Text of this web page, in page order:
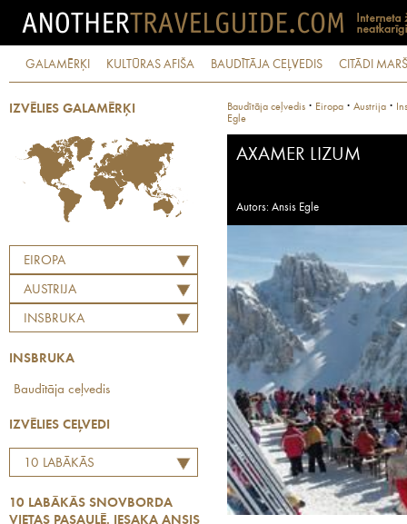
GALAMĒRĶI KULTŪRAS AFIŠA BAUDĪTĀJA CEĻVEDIS CITĀDI
IZVĒLIES GALAMĒRĶI
EIROPA
AUSTRIJA
INSBRUKA
INSBRUKA
Baudītāja ceļvedis
IZVĒLIES CEĻVEDI
10 LABĀKĀS
PASAULĒ. IESAKA ANSIS
10 LABĀKĀS SNOVBORDA
VIETAS PASAULĒ. IESAKA ANSIS
Baudītāja ceļvedis · Eiropa · Austrija ·
Egle
AXAMER LIZUM
Autors: Ansis Egle